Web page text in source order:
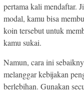
pertama kali mendaftar.
modal, kamu bisa
koin tersebut untuk
kamu sukai.
Namun, cara ini
melanggar kebijakan
berlebihan. Gunakan